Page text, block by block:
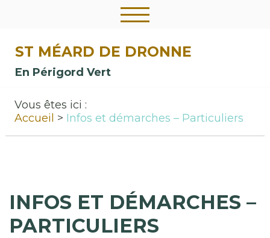
ST MÉARD DE DRONNE
En Périgord Vert
Vous êtes ici :
Accueil
Infos et démarches – Particuliers
INFOS ET DÉMARCHES –
PARTICULIERS